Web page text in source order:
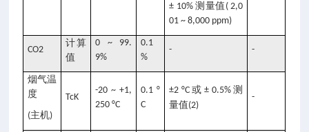
± 10%测量值 ( 2,0
01 ~ 8,000 ppm)
CO2
计算
值
0 ~ 99.
9%
0.1
%
- -
烟气温
度
(主机)
TcK
-20 ~ +1,
250 °C
0.1 °
C
±2 °C或 ± 0.5%测
量值(2)
-